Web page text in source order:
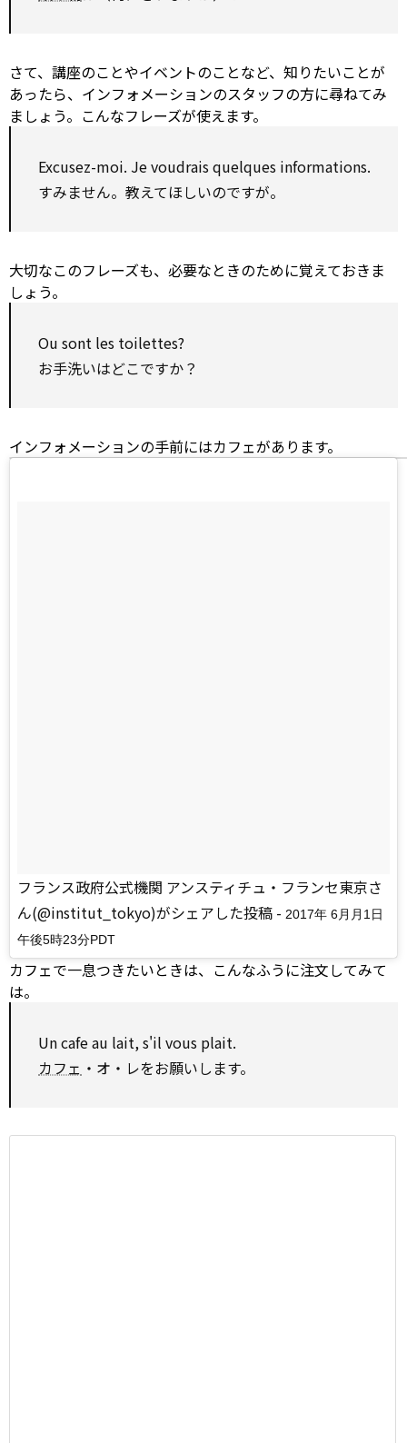
さて、講座のことやイベントのことなど、知りたいことが
あったら、インフォメーションのスタッフの方に尋ねてみ
ましょう。こんなフレーズが使えます。
Excusez-moi. Je voudrais quelques informations.
すみません。教えてほしいのですが。
大切なこのフレーズも、必要なときのために覚えておきま
しょう。
Ou sont les toilettes?
お手洗いはどこですか？
インフォメーションの手前にはカフェがあります。
フランス政府公式機関 アンスティチュ・フランセ東京さ
ん(@institut_tokyo)がシェアした投稿 - 2017年 6月月1日
午後5時23分PDT
カフェで一息つきたいときは、こんなふうに注文してみて
は。
Un cafe au lait, s'il vous plait.
カフェ ・オ・レをお願いします。